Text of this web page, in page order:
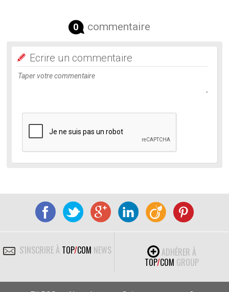
0 commentaire
Ecrire un commentaire
S'INSCRIRE À TOP/COM NEWS
ADHÉRER À
TOP/COM GROUP